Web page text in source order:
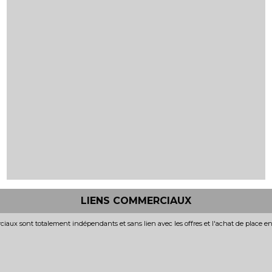
LIENS COMMERCIAUX
sont totalement indépendants et sans lien avec les offres et l'achat de place